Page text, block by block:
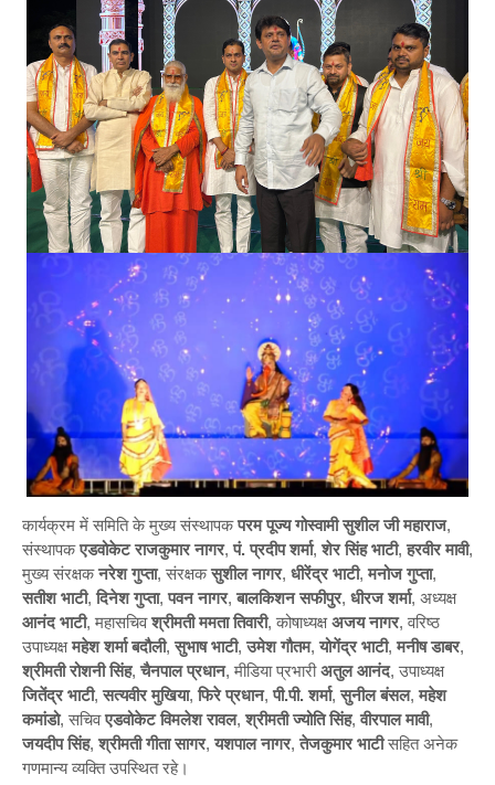
कार्यक्रम में समिति के मुख्य संस्थापकपरम पूज्य गोस्वामी सुशील जी महाराज,
संस्थापकएडवोकेट राजकुमार नागर, पं. प्रदीप शर्मा, शेर सिंह भाटी, हरवीर मावी,
मुख्य संरक्षकनरेश गुप्ता, संरक्षकसुशील नागर, धीरेंद्र भाटी, मनोज गुप्ता,
सतीश भाटी, दिनेश गुप्ता, पवन नागर, बालकिशन सफीपुर, धीरज शर्मा, अध्यक्ष
आनंद भाटी, महासचिवश्रीमती ममता तिवारी, कोषाध्यक्षअजय नागर, वरिष्ठ
उपाध्यक्षमहेश शर्मा बदौली, सुभाष भाटी, उमेश गौतम, योगेंद्र भाटी, मनीष डाबर,
श्रीमती रोशनी सिंह, चैनपाल प्रधान, मीडिया प्रभारीअतुल आनंद, उपाध्यक्ष
जितेंद्र भाटी, सत्यवीर मुखिया, फिरे प्रधान, पी.पी. शर्मा, सुनील बंसल, महेश
कमांडो, सचिवएडवोकेट विमलेश रावल, श्रीमती ज्योति सिंह, वीरपाल मावी,
जयदीप सिंह, श्रीमती गीता सागर, यशपाल नागर, तेजकुमार भाटीसहित अनेक
गणमान्य व्यक्ति उपस्थित रहे।